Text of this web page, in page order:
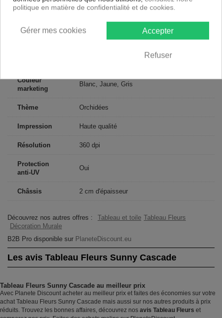
Collection Art
100x50 cm, 200x100 cm
Couleur
marketing
Blanc, Jaune, Gris
Thème Orchidées
Impression Haute qualité
Résolution 360 dpi
Protection
anti-UV
Oui
Châssis 2 cm d'épaisseur
Découvrez nos autres offres : Tableau et toile Tableau Fleurs
Décoration Murale
B2B Pro disponible sur PlaneteDiscount.eu
Les avis Tableau Fleurs Sunny Cascade
Tableau Fleurs Sunny Cascade au meilleur prix
Avec Planete Discount acheter au meilleur prix et faites des économies sur votre
achat Tableau Fleurs Sunny Cascade mais aussi sur nos autres produits à prix
réduits. Trouvez les bonnes affaires, découvrez nos avis Tableau Fleurs et
politique en matière de confidentialité et de cookies.
Accepter
Refuser
Gérer mes cookies